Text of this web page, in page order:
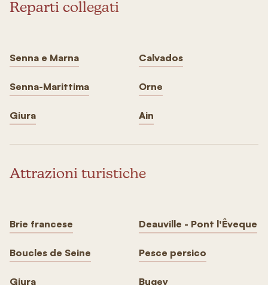
Reparti collegati
Senna e Marna Calvados
Senna-Marittima Orne
Giura Ain
Attrazioni turistiche
Brie francese Deauville - Pont l'Êveque
Boucles de Seine Pesce persico
Giura Bugey